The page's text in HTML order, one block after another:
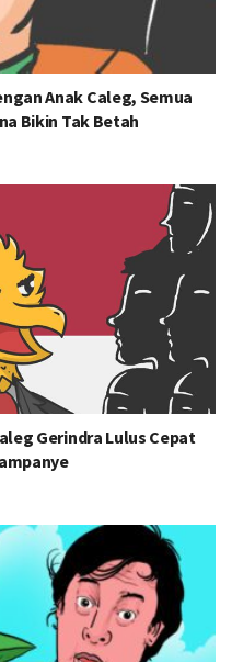
Anak Caleg, Semua
Bikin Tak Betah
Gerindra Lulus Cepat